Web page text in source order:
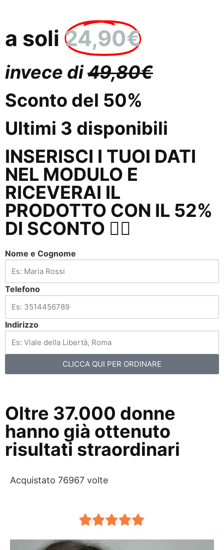
a soli 24,90€
invece di49,80€
Sconto del 50%
Ultimi 3 disponibili
INSERISCI I TUOI DATI
NEL MODULO E
RICEVERAI IL
PRODOTTO CON IL 52%
DI SCONTO 👇🏼
Nome e Cognome
Telefono
Indirizzo
CLICCA QUI PER ORDINARE
Oltre 37.000 donne
hanno già ottenuto
risultati straordinari
Acquistato 76967 volte